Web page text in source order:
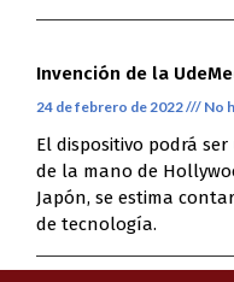
Invención de la
24 de febrero de 2022 No
El dispositivo podrá
de la mano de
Japón, se estima
de tecnología.